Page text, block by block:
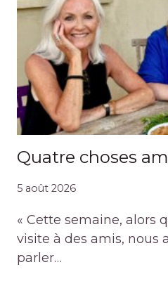
Quatre choses
5 août 2026
« Cette semaine, alors
visite à des amis, nous
parler…